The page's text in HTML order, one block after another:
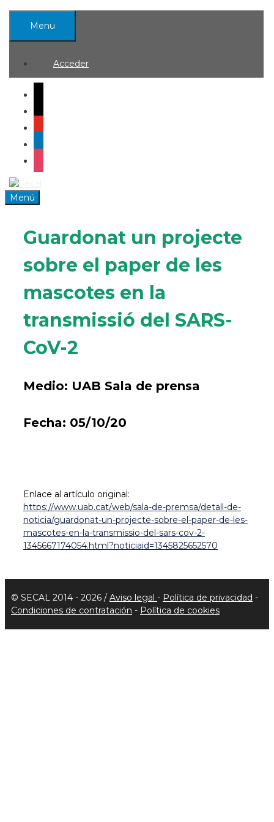
Saltar
Menu
Acceder
Menú
Guardonat un projecte
sobre el paper de les
mascotes en la
transmissió del SARS-
CoV-2
Medio: UAB Sala de prensa
Fecha: 05/10/20
Enlace al artículo original:
https://www.uab.cat/web/sala-de-premsa/detall-de-
noticia/guardonat-un-projecte-sobre-el-paper-de-les-
mascotes-en-la-transmissio-del-sars-cov-2-
1345667174054.html?noticiaid=1345825652570
© SECAL 2014 - 2026 / Aviso legal - Política de privacidad -
Condiciones de contratación - Política de cookies